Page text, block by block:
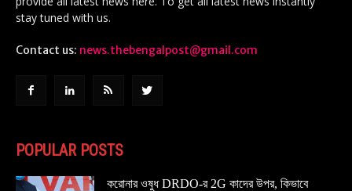
stay tuned with us.
Contact us: news.thebengalpost@gmail.com
POPULAR POSTS
করোনার ওষুধ DRDO-র 2G কাদের উপর, কিভাবে